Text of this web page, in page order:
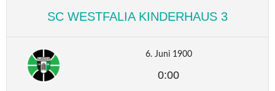
SC WESTFALIA KINDERHAUS 3
6. Juni 1900
0:00